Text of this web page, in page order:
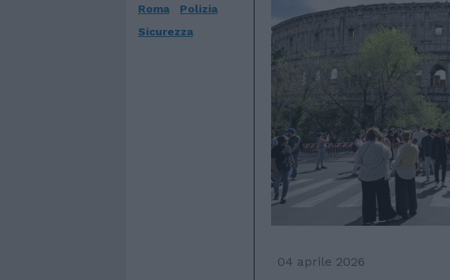
Roma
Polizia
Sicurezza
04 aprile 2026